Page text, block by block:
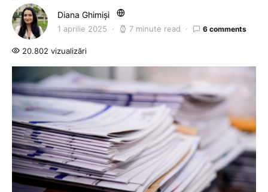
Diana Ghimiși
1 aprilie 2025 7 minute read 6 comments
20.802 vizualizări